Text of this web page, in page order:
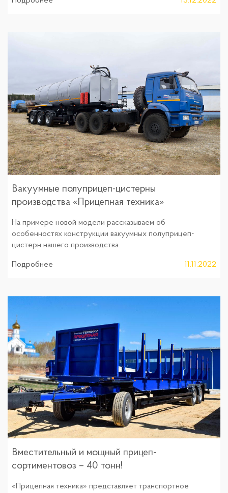
Вакуумные полуприцеп-цистерны
производства «Прицепная техника»
На примере новой модели рассказываем об
особенностях конструкции вакуумных полуприцеп-
цистерн нашего производства.
Подробнее 11.11.2022
Вместительный и мощный прицеп-
сортиментовоз – 40 тонн!
«Прицепная техника» представляет транспортное